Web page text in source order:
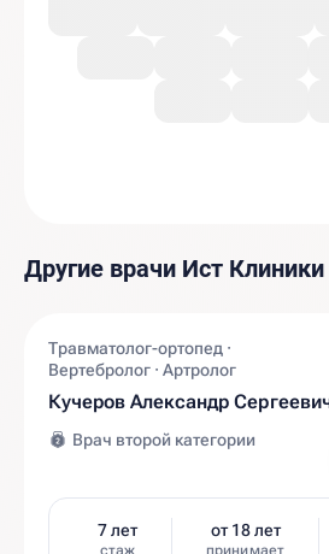
Другие врачи Ист
Травматолог-ортопед ·
Вертебролог · Артролог
Кучеров Александр
Врач второй категории
7 лет
стаж
от 18 лет
принимает